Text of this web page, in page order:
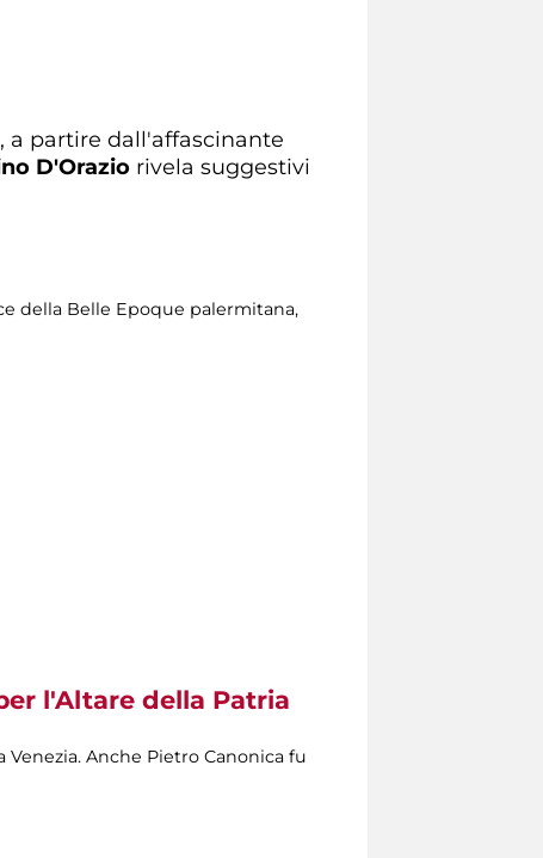
, a partire dall'affascinante
D'Orazio rivela suggestivi
della Belle Epoque palermitana,
l'Altare della Patria​
Anche Pietro Canonica fu